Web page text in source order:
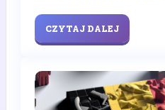
CZYTAJ DALEJ